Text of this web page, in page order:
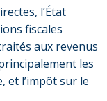
l’État
fiscales
aux revenus
les
et l’impôt sur le